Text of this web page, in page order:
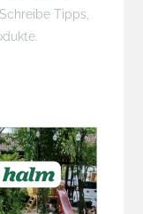
Tipps,